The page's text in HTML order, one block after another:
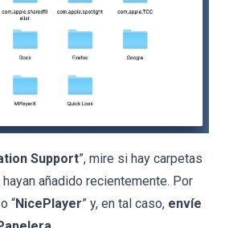
Support”, mire si hay carpetas
añadido recientemente. Por
“NicePlayer” y, en tal caso, envíe